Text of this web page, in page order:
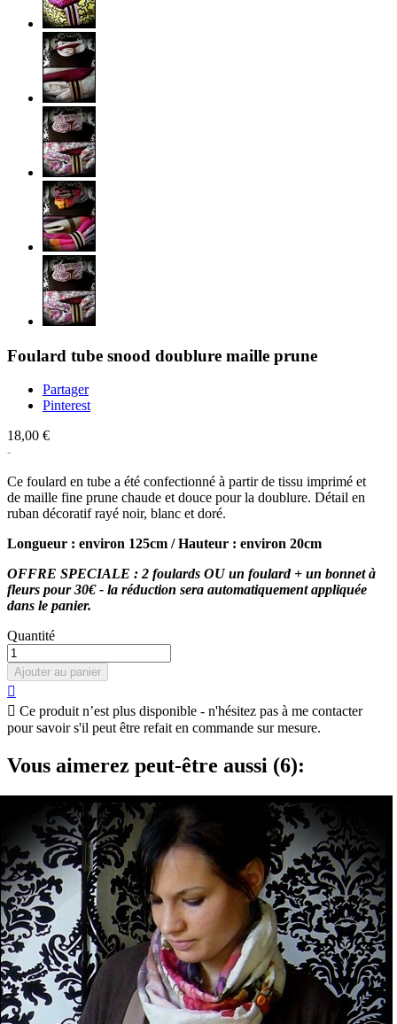
Foulard tube snood doublure maille prune
Partager
Pinterest
18,00 €
Ce foulard en tube a été confectionné à partir de tissu imprimé et
de maille fine prune chaude et douce pour la doublure. Détail en
ruban décoratif rayé noir, blanc et doré.
Longueur : environ 125cm / Hauteur : environ 20cm
OFFRE SPECIALE : 2 foulards OU un foulard + un bonnet à
fleurs pour 30€ - la réduction sera automatiquement appliquée
dans le panier.
Quantité
Ajouter au panier

 Ce produit n’est plus disponible - n'hésitez pas à me contacter
pour savoir s'il peut être refait en commande sur mesure.
Vous aimerez peut-être aussi (6):